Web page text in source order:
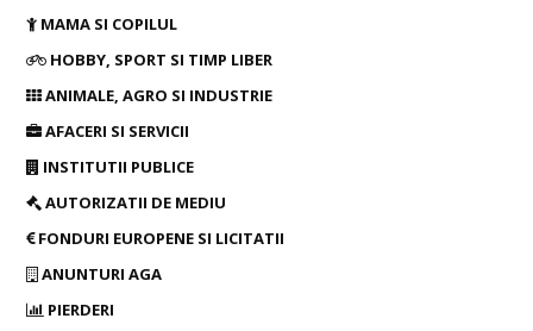
MAMA SI COPILUL
HOBBY, SPORT SI TIMP LIBER
ANIMALE, AGRO SI INDUSTRIE
AFACERI SI SERVICII
INSTITUTII PUBLICE
AUTORIZATII DE MEDIU
FONDURI EUROPENE SI LICITATII
ANUNTURI AGA
PIERDERI